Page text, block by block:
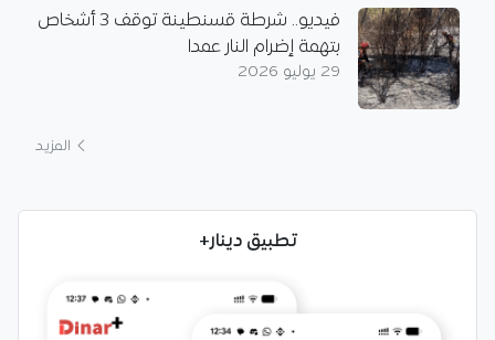
فيديو.. شرطة قسنطينة توقف 3 أشخاص
بتهمة إضرام النار عمدا
29 يوليو 2026
المزيد
تطبيق دينار+